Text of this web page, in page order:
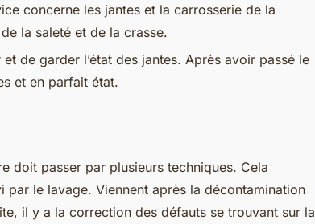
concerne les jantes et la carrosserie de la
la saleté et de la crasse.
de garder l’état des jantes. Après avoir passé le
et en parfait état.
doit passer par plusieurs techniques. Cela
le lavage. Viennent après la décontamination
il y a la correction des défauts se trouvant sur la